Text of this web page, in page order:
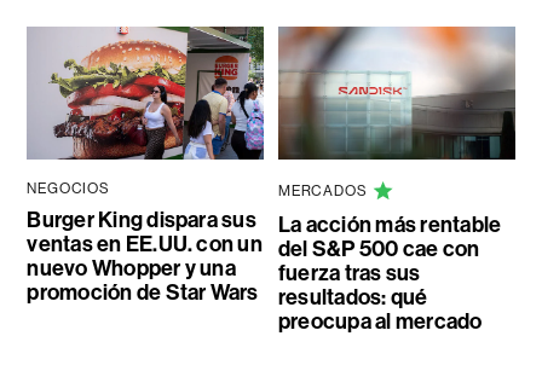
NEGOCIOS
Burger King dispara sus
ventas en EE.UU. con un
nuevo Whopper y una
promoción de Star Wars
MERCADOS
La acción más rentable
del S&P 500 cae con
fuerza tras sus
resultados: qué
preocupa al mercado